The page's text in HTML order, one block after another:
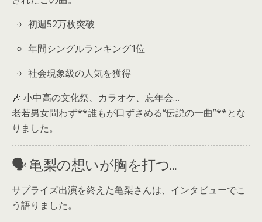
初週52万枚突破
年間シングルランキング1位
社会現象級の人気を獲得
🎶 小中高の文化祭、カラオケ、忘年会…
老若男女問わず**誰もが口ずさめる“伝説の一曲”**とな
りました。
🗣️ 亀梨の想いが胸を打つ…
サプライズ出演を終えた亀梨さんは、インタビューでこ
う語りました。